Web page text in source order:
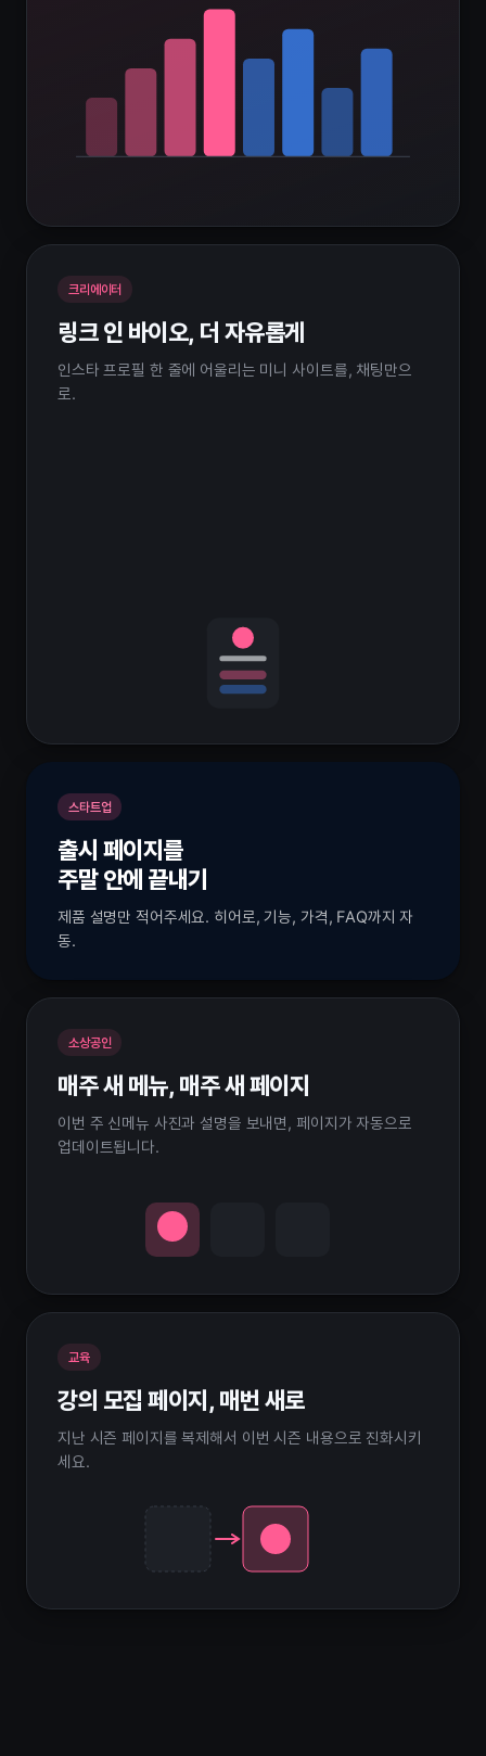
크리에이터
링크 인 바이오, 더 자유롭게
인스타 프로필 한 줄에 어울리는 미니 사이트를, 채팅만으
로.
스타트업
출시 페이지를
주말 안에 끝내기
제품 설명만 적어주세요. 히어로, 기능, 가격, FAQ까지 자
동.
소상공인
매주 새 메뉴, 매주 새 페이지
이번 주 신메뉴 사진과 설명을 보내면, 페이지가 자동으로
업데이트됩니다.
교육
강의 모집 페이지, 매번 새로
지난 시즌 페이지를 복제해서 이번 시즌 내용으로 진화시키
세요.